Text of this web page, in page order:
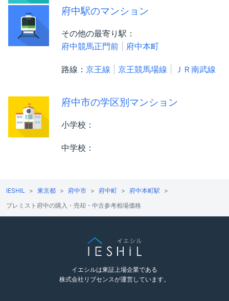
府中駅のマンション
その他の最寄り駅：
府中競馬正門前
府中本町
路線： 京王線 京王競馬場線 ＪＲ南武線
府中市の学区別マンション
小学校：
中学校：
IESHIL 東京都 府中市 府中町
府中本町駅
プレミスト府中の購入・売却・中古参考相場価格
イエシルは東証上場企業である
株式会社リブセンスが運営しています。